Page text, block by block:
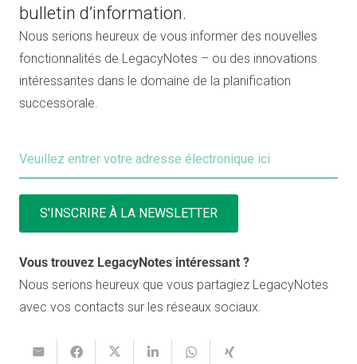
bulletin d’information.
Nous serions heureux de vous informer des nouvelles
fonctionnalités de LegacyNotes – ou des innovations
intéressantes dans le domaine de la planification
successorale.
Vous trouvez LegacyNotes intéressant ?
Nous serions heureux que vous partagiez LegacyNotes
avec vos contacts sur les réseaux sociaux.